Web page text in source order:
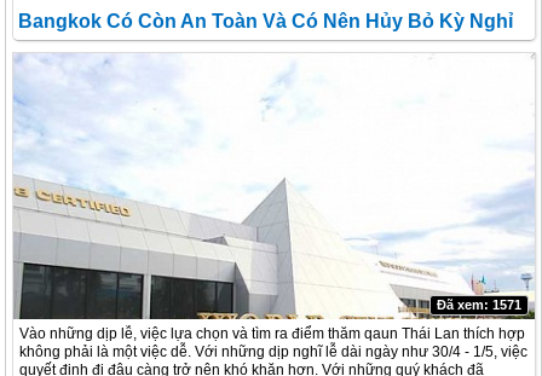
biểu tượng của Thái Lan, những nơi tập trung đông đúc khách du lịch và
người dân.
Bangkok Có Còn An Toàn Và Có Nên Hủy Bỏ Kỳ Nghỉ
Tới Thái Lan
Vào những dịp lễ, việc lựa chọn và tìm ra điểm thăm qaun Thái Lan thích hợp
không phải là một việc dễ. Với những dịp nghĩ lễ dài ngày như 30/4 - 1/5, việc
quyết định đi đâu càng trở nên khó khăn hơn. Với những quý khách đã
Đã xem: 1571